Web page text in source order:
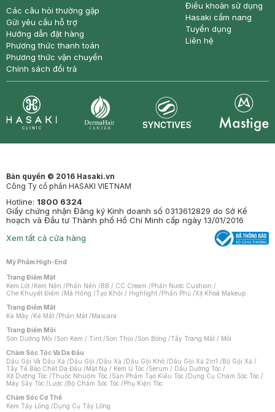
Các câu hỏi thường gặp
Gửi yêu cầu hỗ trợ
Hướng dẫn đặt hàng
Phương thức thanh toán
Phương thức vận chuyển
Chính sách đổi trả
Điều khoản sử dụng
Hasaki cẩm nang
Tuyển dụng
Liên hệ
Bản quyền © 2016 Hasaki.vn
Công Ty cổ phần HASAKI VIETNAM
Hotline: 1800 6324
Giấy chứng nhận Đăng ký Kinh doanh số 0313612829 do Sở Kế
hoạch và Đầu tư Thành phố Hồ Chí Minh cấp ngày 13/01/2016
Xem tất cả cửa hàng
Mỹ Phẩm High-End
Trang Điểm Mặt
Kem Lót /Kem Nền /Phấn Nền /BB / CC Cream /Phấn Nước Cushion /
Che Khuyết Điểm /Má Hồng /Tạo Khối / Highlight /Phấn Phủ /Xịt Khoá Makeup
Trang Điểm Mắt
Kẻ Mày /Kẻ Mắt /Phấn Mắt /Mascara
Trang Điểm Môi
Son Dưỡng Môi /Son Kem / Tint /Son Thỏi /Son Bóng /Tẩy Trang Mắt / Môi
Chăm Sóc Tóc Và Da Đầu
Dầu Gội Và Dầu Xả /Dầu Gội /Dầu Xả /Dầu Gội Khô /Dầu Gội Xả 2in1 /Bộ Gội Xả /
Tẩy Tế Bào Chết Da Đầu /Mặt Nạ / Kem Ủ Tóc /Serum / Dầu Dưỡng Tóc /
Xịt Dưỡng Tóc /Thuốc Nhuộm Tóc /Sản Phẩm Tạo Kiểu Tóc /Dụng Cụ Chăm Sóc Tóc /
Máy Sấy Tóc /Lược /Bộ Chăm Sóc Tóc /Phụ Kiện Tóc
Chăm Sóc Cơ Thể
Kem Tẩy Lông /Dụng Cụ Tẩy Lông